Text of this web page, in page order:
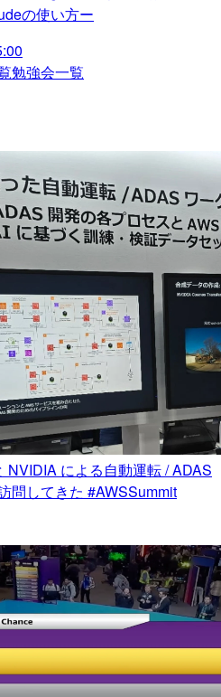
の使い方ー
勉強会一覧
NVIDIA による自動運転 / ADAS
問してきた #AWSSummit